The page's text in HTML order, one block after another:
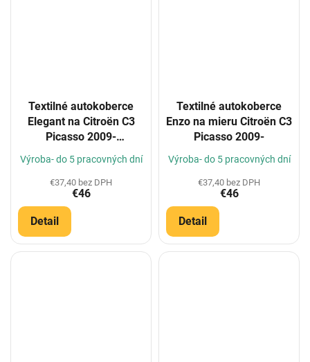
Textilné autokoberce
Elegant na Citroën C3
Picasso 2009-
(Konfigurátor)
Výroba- do 5 pracovných dní
€37,40 bez DPH
€46
Detail
Textilné autokoberce
Enzo na mieru Citroën C3
Picasso 2009-
Výroba- do 5 pracovných dní
€37,40 bez DPH
€46
Detail